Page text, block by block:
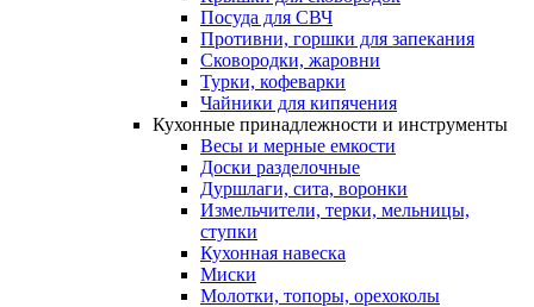
Посуда для СВЧ
Противни, горшки для запекания
Сковородки, жаровни
Турки, кофеварки
Чайники для кипячения
Кухонные принадлежности и инструменты
Весы и мерные емкости
Доски разделочные
Дуршлаги, сита, воронки
Измельчители, терки, мельницы,
ступки
Кухонная навеска
Миски
Молотки, топоры, орехоколы